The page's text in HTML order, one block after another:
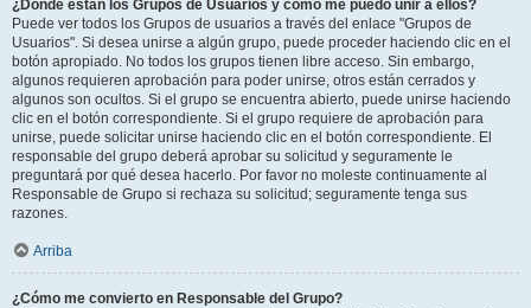
¿Donde están los Grupos de Usuarios y como me puedo unir a ellos?
Puede ver todos los Grupos de usuarios a través del enlace "Grupos de
Usuarios". Si desea unirse a algún grupo, puede proceder haciendo clic en el
botón apropiado. No todos los grupos tienen libre acceso. Sin embargo,
algunos requieren aprobación para poder unirse, otros están cerrados y
algunos son ocultos. Si el grupo se encuentra abierto, puede unirse haciendo
clic en el botón correspondiente. Si el grupo requiere de aprobación para
unirse, puede solicitar unirse haciendo clic en el botón correspondiente. El
responsable del grupo deberá aprobar su solicitud y seguramente le
preguntará por qué desea hacerlo. Por favor no moleste continuamente al
Responsable de Grupo si rechaza su solicitud; seguramente tenga sus
razones.
Arriba
¿Cómo me convierto en Responsable del Grupo?